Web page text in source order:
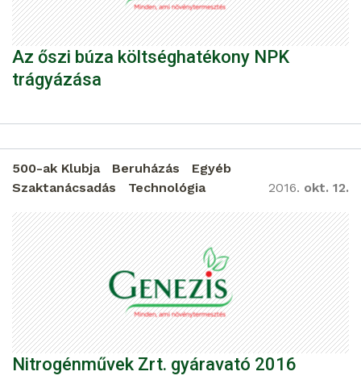
Az őszi búza költséghatékony NPK
trágyázása
500-ak Klubja Beruházás
Egyéb
Szaktanácsadás
Technológia 2016. okt. 12.
Nitrogénművek Zrt. gyáravató 2016